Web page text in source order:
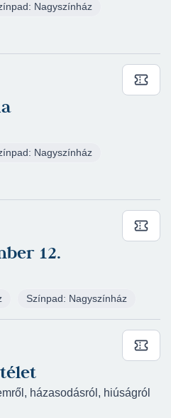
Tibor - Miklós Tibor:
2021) - Bella
a kakukk fészkére
- Nagyszínház
(rendező: Dohy
Elektra (2019/2020) -
- Ruszt József
tragédiája „junior”
- Kelemen László
István - Mohácsi János:
- Szereplő -
Mohácsi János)
Nagyszínház
Nagyszínház
12.
Színpad: Nagyszínház
házasodásról, hiúságról